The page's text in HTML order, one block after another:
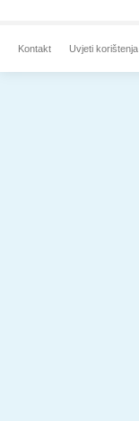
Kontakt Uvjeti korištenja